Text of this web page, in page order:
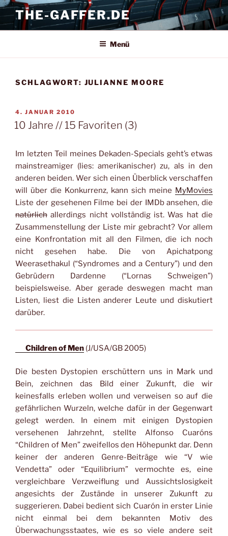
Zum
Inhalt
springen
THE-GAFFER.DE
Menü
SCHLAGWORT: JULIANNE MOORE
VERÖFFENTLICHT
AM
4. JANUAR 2010
10 Jahre // 15 Favoriten (3)
Im letzten Teil meines Dekaden-Specials geht’s etwas
mainstreamiger (lies: amerikanischer) zu, als in den
anderen beiden. Wer sich einen Überblick verschaffen
will über die Konkurrenz, kann sich meine MyMovies
Liste der gesehenen Filme bei der IMDb ansehen, die
natürlich allerdings nicht vollständig ist. Was hat die
Zusammenstellung der Liste mir gebracht? Vor allem
eine Konfrontation mit all den Filmen, die ich noch
nicht gesehen habe. Die von Apichatpong
Weerasethakul (“Syndromes and a Century”) und den
Gebrüdern Dardenne (“Lornas Schweigen”)
beispielsweise. Aber gerade deswegen macht man
Listen, liest die Listen anderer Leute und diskutiert
darüber.
Children of Men (J/USA/GB 2005)
Die besten Dystopien erschüttern uns in Mark und
Bein, zeichnen das Bild einer Zukunft, die wir
keinesfalls erleben wollen und verweisen so auf die
gefährlichen Wurzeln, welche dafür in der Gegenwart
gelegt werden. In einem mit einigen Dystopien
versehenen Jahrzehnt, stellte Alfonso Cuaróns
“Children of Men” zweifellos den Höhepunkt dar. Denn
keiner der anderen Genre-Beiträge wie “V wie
Vendetta” oder “Equilibrium” vermochte es, eine
vergleichbare Verzweiflung und Aussichtslosigkeit
angesichts der Zustände in unserer Zukunft zu
suggerieren. Dabei bedient sich Cuarón in erster Linie
nicht einmal bei dem bekannten Motiv des
Überwachungsstaates, wie es so viele andere seit